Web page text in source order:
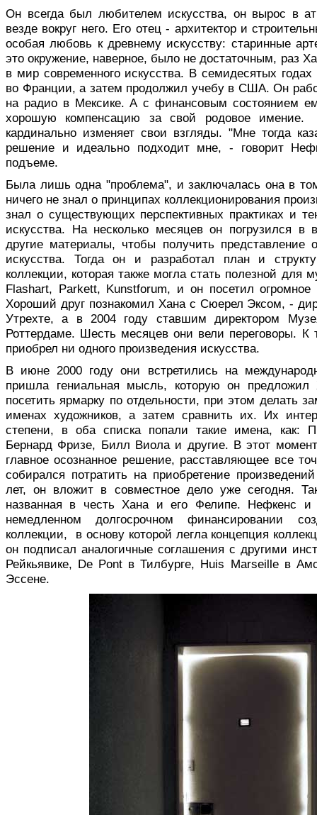
Он всегда был любителем искусства, он вырос в
везде вокруг него. Его отец - архитектор и
особая любовь к древнему искусству: старинные
это окружение, наверное, было не достаточным, раз
в мир современного искусства. В семидесятых
во Франции, а затем продолжил учебу в США. Он
на радио в Мексике. А с финансовым состоянием
хорошую компенсацию за свой родовое
кардинально изменяет свои взгляды. "Мне тогда
решение и идеально подходит мне, - говорит
подъеме.
Была лишь одна "проблема", и заключалась она в
ничего не знал о принципах коллекционирования
знал о существующих перспективных практиках и
искусства. На несколько месяцев он погрузился
другие материалы, чтобы получить
искусства. Тогда он и разработал план и
коллекции, которая также могла стать полезной для
Flashart, Parkett, Kunstforum, и он посетил огромное
Хороший друг познакомил Хана с Сюерел Эксом, -
Утрехте, а в 2004 году ставшим директором
Роттердаме. Шесть месяцев они вели переговоры.
приобрел ни одного произведения искусства.
В июне 2000 году они встретились на
пришла гениальная мысль, которую он
посетить ярмарку по отдельности, при этом делать
именах художников, а затем сравнить их. Их
степени, в оба списка попали такие имена, как:
Бернард Фризе, Билл Виола и другие. В этот
главное осознанное решение, расставляющее все
собирался потратить на приобретение
лет, он вложит в совместное дело уже сегодня.
названная в честь Хана и его Фелипе. Нефкенс
немедленном долгосрочном финансировании
коллекции, в основу которой легла концепция
он подписал аналогичные соглашения с другими
Рейкьявике, De Pont в Тилбурге, Huis Marseille в
Эссене.